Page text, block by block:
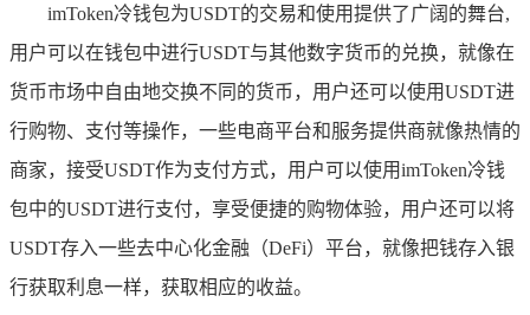
imToken冷钱包为USDT的交易和使用提供了广阔的舞台,
用户可以在钱包中进行USDT与其他数字货币的兑换，就像在
货币市场中自由地交换不同的货币，用户还可以使用USDT进
行购物、支付等操作，一些电商平台和服务提供商就像热情的
商家，接受USDT作为支付方式，用户可以使用imToken冷钱
包中的USDT进行支付，享受便捷的购物体验，用户还可以将
USDT存入一些去中心化金融（DeFi）平台，就像把钱存入银
行获取利息一样，获取相应的收益。